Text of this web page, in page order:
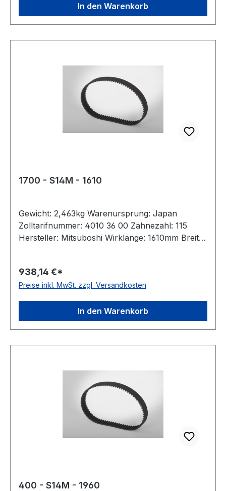
In den Warenkorb
1700 - S14M - 1610
Gewicht: 2,463kg Warenursprung: Japan
Zolltarifnummer: 4010 36 00 Zähnezahl: 115
Hersteller: Mitsuboshi Wirklänge: 1610mm Breite:
Norm: auf Anfrage antistatisch: ja
938,14 €*
Preise inkl. MwSt. zzgl. Versandkosten
In den Warenkorb
400 - S14M - 1960